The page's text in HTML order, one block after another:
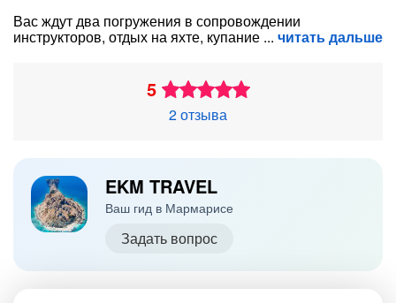
Вас ждут два погружения в сопровождении
инструкторов, отдых на яхте, купание читать дальше
5
2 отзыва
EKM TRAVEL
Ваш гид в Мармарисе
Задать вопрос